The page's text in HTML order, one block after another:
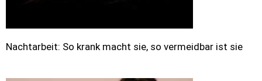
Nachtarbeit: So krank macht sie, so vermeidbar ist sie